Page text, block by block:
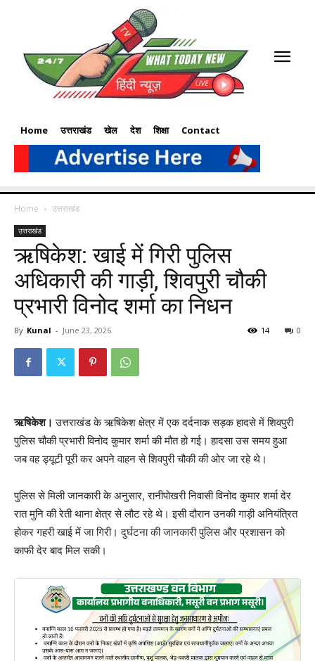
Home उत्तराखंड खेल देश शिक्षा Contact
Home उत्तराखंड
उत्तराखंड
ऋषिकेश: खाई में गिरी पुलिस
अधिकारी की गाड़ी, शिवपुरी चौकी
प्रभारी विनोद शर्मा का निधन
By Kunal - June 23, 2026 0
14
ऋषिकेश। उत्तराखंड के ऋषिकेश क्षेत्र में एक दर्दनाक सड़क हादसे में शिवपुरी
पुलिस चौकी प्रभारी विनोद कुमार शर्मा की मौत हो गई। हादसा उस समय हुआ
जब वह ड्यूटी पूरी कर अपने वाहन से शिवपुरी चौकी की ओर जा रहे थे।
पुलिस से मिली जानकारी के अनुसार, रानीपोखरी निवासी विनोद कुमार शर्मा देर
रात मुनि की रेती थाना क्षेत्र से लौट रहे थे। इसी दौरान उनकी गाड़ी अनियंत्रित
होकर गहरी खाई में जा गिरी। दुर्घटना की जानकारी पुलिस और प्रशासन को
काफी देर बाद मिल सकी।